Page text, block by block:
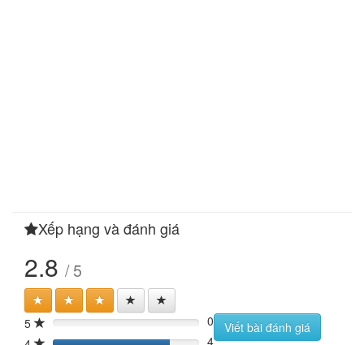
Xếp hạng và đánh giá
2.8 / 5
5 0%
0
4
Viết bài đánh giá